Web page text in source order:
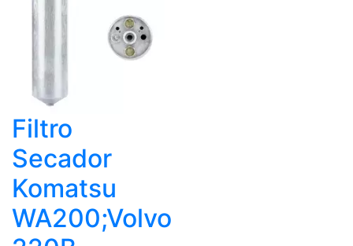
Filtro
Secador
Komatsu
WA200;Volvo